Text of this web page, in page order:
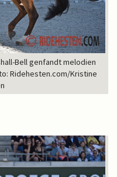
Bell genfandt melodien
Ridehesten.com/Kristine